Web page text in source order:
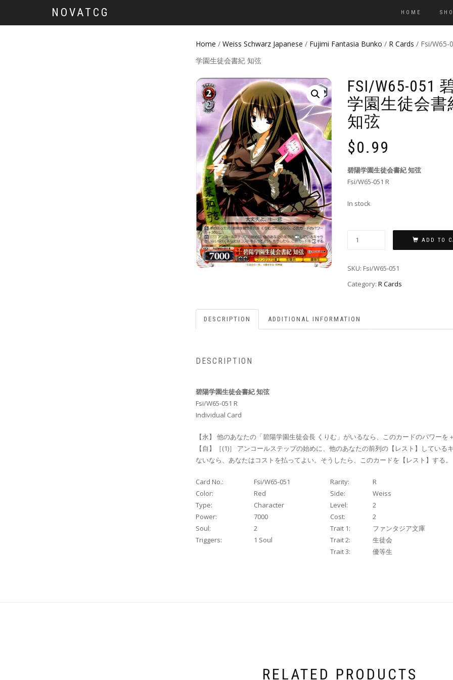
NOVATCG HOME
Home / Weiss Schwarz Japanese / Fujimi Fantasia Bunko / R Cards / Fsi/W65-
学園生徒会書紀 知弦
FSI/W65-051
学園生徒会書
知弦
$0.99
碧陽学園生徒会書紀 知弦
Fsi/W65-051 R
In stock
ADD TO
SKU: Fsi/W65-051
Category: R Cards
DESCRIPTION ADDITIONAL INFORMATION
DESCRIPTION
碧陽学園生徒会書紀 知弦
Fsi/W65-051 R
Individual Card
【永】 他のあなたの「碧陽学園生徒会長 くりむ」がいるなら、このカードのパワーを＋
【自】［(1)］ アンコールステップの始めに、他のあなたの前列の【レスト】している
ないなら、あなたはコストを払ってよい。そうしたら、このカードを【レスト】する。
Card No.: Fsi/W65-051 Rarity:
R
Color:
Red Side:
Weiss
Type:
Character Level:
2
Power:
7000 Cost:
2
Soul:
2 Trait 1:
ファンタジア文庫
Triggers:
1 Soul Trait 2:
生徒会
Trait 3:
優等生
RELATED PRODUCTS